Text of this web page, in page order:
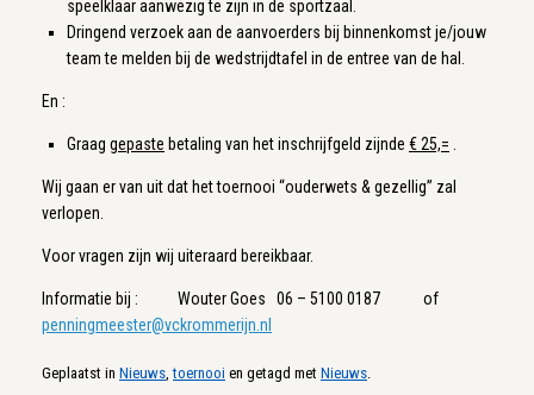
speelklaar aanwezig te zijn in de sportzaal.
Dringend verzoek aan de aanvoerders bij binnenkomst je/jouw
team te melden bij de wedstrijdtafel in de entree van de hal.
En :
Graag gepaste betaling van het inschrijfgeld zijnde € 25,=
Wij gaan er van uit dat het toernooi “ouderwets & gezellig” zal
verlopen.
Voor vragen zijn wij uiteraard bereikbaar.
Informatie bij : Wouter Goes 06 – 5100 0187 of
penningmeester@vckrommerijn.nl
Geplaatst in Nieuws ,toernooi en getagd met Nieuws